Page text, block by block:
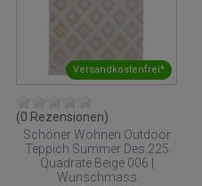
Versandkostenfrei*
(0 Rezensionen)
Schöner Wohnen Outdoor
Teppich Summer Des.225
Quadrate Beige 006 |
Wunschmass